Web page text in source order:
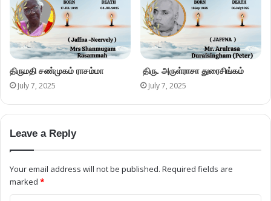
திருமதி சண்முகம் ராசம்மா
July 7, 2025
திரு. அருள்ராசா துரைசிங்கம்
July 7, 2025
Leave a Reply
Your email address will not be published. Required fields are
marked *